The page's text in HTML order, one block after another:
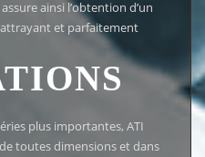
ainsi l’obtention d’un
et parfaitement
plus importantes, ATI
toutes dimensions et dans